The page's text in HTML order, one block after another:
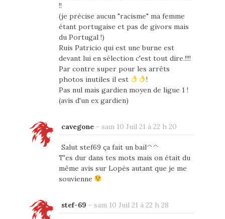
!!
(je précise aucun "racisme" ma femme
étant portugaise et pas de givors mais
du Portugal !)
Ruis Patricio qui est une burne est
devant lui en sélection c'est tout dire.!!!!
Par contre super pour les arrêts
photos inutiles il est
!
Pas nul mais gardien moyen de ligue 1 !
(avis d'un ex gardien)
cavegone- sam 10 Juil 21 à 22 h 20
Salut stef69 ça fait un bail^^
T'es dur dans tes mots mais on était du
même avis sur Lopès autant que je me
souvienne
stef-69 - sam 10 Juil 21 à 22 h 28